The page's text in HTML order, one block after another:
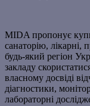
MIDA пропонує
санаторію, лікарні,
будь-який регіон
закладу
власному досвіді
діагностики,
лабораторні